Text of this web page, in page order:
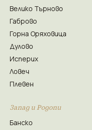
Велико Търново
Габрово
Горна Оряховица
Дулово
Исперих
Ловеч
Плевен
Запад и Родопи
Банско